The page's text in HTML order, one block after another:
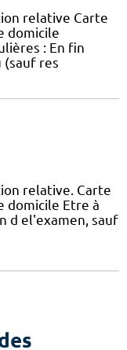
relative Carte
domicile
: En fin
(sauf res
relative. Carte
domicile Etre à
d el'examen, sauf